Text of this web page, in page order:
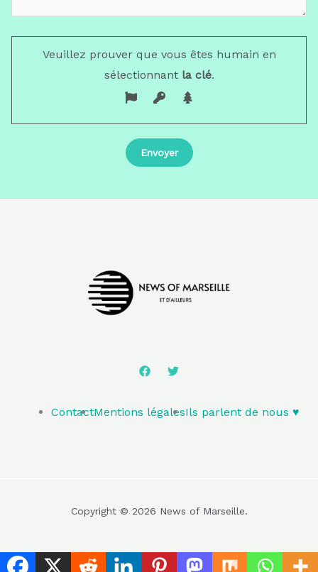
Veuillez prouver que vous êtes humain en
sélectionnantla clé.
ContactMentions légalesIls parlent de nous ♥️
Copyright © 2026 News of Marseille.